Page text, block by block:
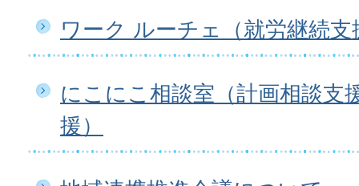
ワーク ルーチェ（就労継続支
にこにこ相談室（計画相談支
援）